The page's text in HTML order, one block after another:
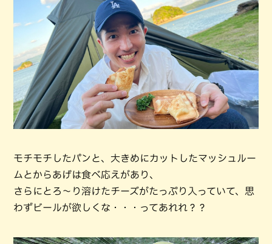
モチモチしたパンと、大きめにカットしたマッシュルー
ムとからあげは食べ応えがあり、
さらにとろ～り溶けたチーズがたっぷり入っていて、思
わずビールが欲しくな・・・ってあれれ？？